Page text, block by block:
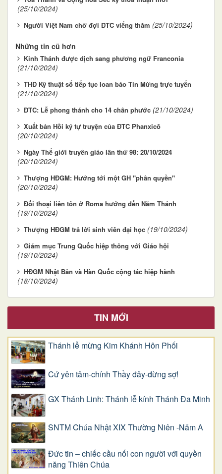
(25/10/2024)
Người Việt Nam chờ đợi ĐTC viếng thăm (25/10/2024)
Những tin cũ hơn
Kinh Thánh được dịch sang phương ngữ Franconia
(21/10/2024)
THĐ Kỹ thuật số tiếp tục loan báo Tin Mừng trực tuyến
(21/10/2024)
ĐTC: Lễ phong thánh cho 14 chân phước (21/10/2024)
Xuất bản Hồi ký tự truyện của ĐTC Phanxicô
(20/10/2024)
Ngày Thế giới truyền giáo lần thứ 98: 20/10/2024
(20/10/2024)
Thượng HĐGM: Hướng tới một GH "phân quyền"
(20/10/2024)
Đối thoại liên tôn ở Roma hướng đến Năm Thánh
(19/10/2024)
Thượng HĐGM trả lời sinh viên đại học (19/10/2024)
Giám mục Trung Quốc hiệp thông với Giáo hội
(19/10/2024)
HĐGM Nhật Bản và Hàn Quốc cộng tác hiệp hành
(18/10/2024)
TIN MỚI
Thánh lễ mừng Kim Khánh Hôn Phối
Cứ yên tâm-chính Thầy đây-đừng sợ!
GX Thánh Linh: Thánh lễ kính Thánh Đa Minh
SNTM Chúa Nhật XIX Thường Niên -Năm A
Đức tin – chiếc cầu nối con người với quyền
năng Thiên Chúa